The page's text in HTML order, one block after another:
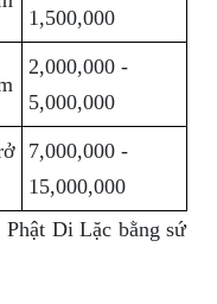
1,500,000
2,000,000 -
5,000,000
7,000,000 -
15,000,000
Di Lặc bằng sứ